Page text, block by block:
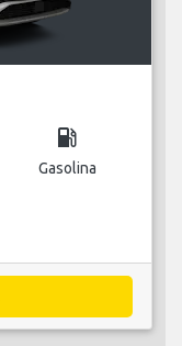
local_gas_station
Gasolina